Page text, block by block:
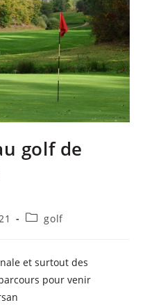
golf de
golf
et surtout des
pour venir